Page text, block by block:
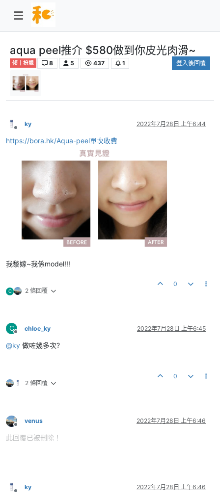
aqua peel推介 $580做到你皮光肉滑~
傾｜扮靚 8 5 437 1 登入後回覆
離線
ky 2022年7月28日 上午6:44
https://bora.hk/Aqua-peel單次收費
我黎嫁~我係model!!!
C 2 條回覆
0
C
離線
chloe_ky 2022年7月28日 上午6:45
@ky 做咗幾多次?
2 條回覆
0
離線
venus 2022年7月28日 上午6:46
此回覆已被刪除！
離線
ky 2022年7月28日 上午6:46